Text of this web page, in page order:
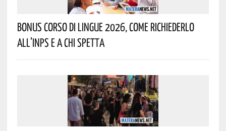
Bonus Corso Di Lingue 2026, Come Richiederlo
All’INPS E A Chi Spetta